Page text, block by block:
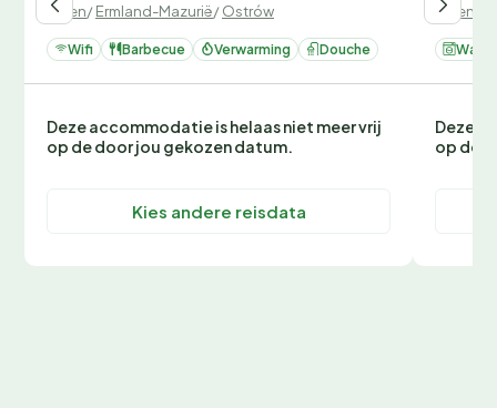
Polen/Ermland-Mazurië/Ostrów
Wifi Barbecue Verwarming Douche
Deze accommodatie is helaas niet meer vrij
op de door jou gekozen datum.
Kies andere reisdata
Polen
Deze
op de